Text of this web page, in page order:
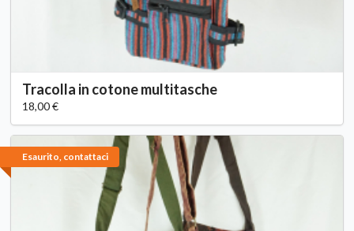
Tracolla in cotone multitasche
18,00 €
Esaurito, contattaci